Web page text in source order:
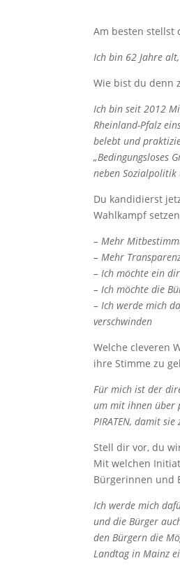
Am besten stellst
Ich bin 62 Jahre
Wie bist du denn
Ich bin seit 2012
Rheinland-Pfalz
belebt und
„Bedingungsloses
neben Sozialpolitik
Du kandidierst
Wahlkampf
– Mehr
– Mehr
– Ich möchte ein
– Ich möchte die
– Ich werde mich
verschwinden
Welche cleveren
ihre Stimme zu
Für mich ist der
um mit ihnen über
PIRATEN, damit
Stell dir vor, du
Mit welchen
Bürgerinnen und
Ich werde mich
und die Bürger
den Bürgern die
Landtag in Mainz